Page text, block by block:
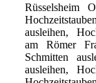
Rüsselsheim
ausleihen,
am
Römer
Schmitten
ausleihen,